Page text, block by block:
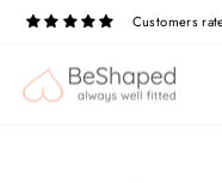
Przejdź
Customers